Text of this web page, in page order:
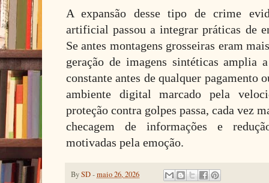
A expansão desse tipo de crime
artificial passou a integrar práticas de
Se antes montagens grosseiras eram
geração de imagens sintéticas amplia
constante antes de qualquer pagamento
ambiente digital marcado pela
proteção contra golpes passa, cada vez
checagem de informações e
motivadas pela emoção.
BySD-maio 26, 2026